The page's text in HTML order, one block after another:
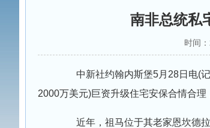
南非总统私
时间
中新社约翰内斯堡5月28日电(记
2000万美元)巨资升级住宅安保合情合
近年，祖马位于其老家恩坎德拉